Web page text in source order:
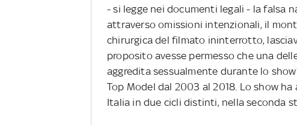
- si legge nei documenti legali - la falsa
attraverso omissioni intenzionali, il
chirurgica del filmato ininterrotto,
proposito avesse permesso che una
aggredita sessualmente durante lo
Top Model dal 2003 al 2018. Lo show
Italia in due cicli distinti, nella seconda